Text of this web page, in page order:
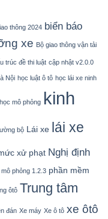
thông 2024 biển báo
xe Bộ giao thông vận tải
trúc đề thi luật cập nhật v2.0.0
Nội học luật ô tô học lái xe ninh
học mô phỏng kinh
bộ Lái xe
lái xe
xử phạt Nghị định
phỏng 1.2.3 phần mềm
ôtô Trung tâm
đán Xe máy Xe ô tô xe ôtô